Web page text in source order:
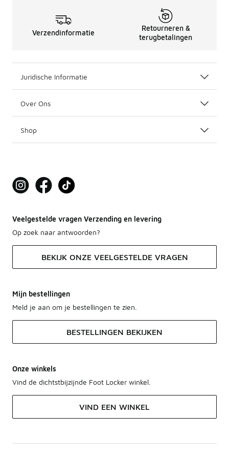
Verzendinformatie
Retourneren &
terugbetalingen
Juridische Informatie
Over Ons
Shop
Veelgestelde vragen Verzending en levering
Op zoek naar antwoorden?
BEKIJK ONZE VEELGESTELDE VRAGEN
Mijn bestellingen
Meld je aan om je bestellingen te zien.
BESTELLINGEN BEKIJKEN
Onze winkels
Vind de dichtstbijzijnde Foot Locker winkel.
VIND EEN WINKEL